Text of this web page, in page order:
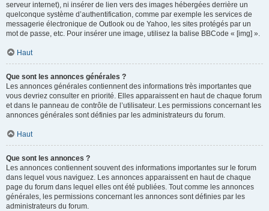
serveur internet), ni insérer de lien vers des images hébergées derrière un
quelconque système d’authentification, comme par exemple les services de
messagerie électronique de Outlook ou de Yahoo, les sites protégés par un
mot de passe, etc. Pour insérer une image, utilisez la balise BBCode « [img] ».
Haut
Que sont les annonces générales ?
Les annonces générales contiennent des informations très importantes que
vous devriez consulter en priorité. Elles apparaissent en haut de chaque forum
et dans le panneau de contrôle de l’utilisateur. Les permissions concernant les
annonces générales sont définies par les administrateurs du forum.
Haut
Que sont les annonces ?
Les annonces contiennent souvent des informations importantes sur le forum
dans lequel vous naviguez. Les annonces apparaissent en haut de chaque
page du forum dans lequel elles ont été publiées. Tout comme les annonces
générales, les permissions concernant les annonces sont définies par les
administrateurs du forum.